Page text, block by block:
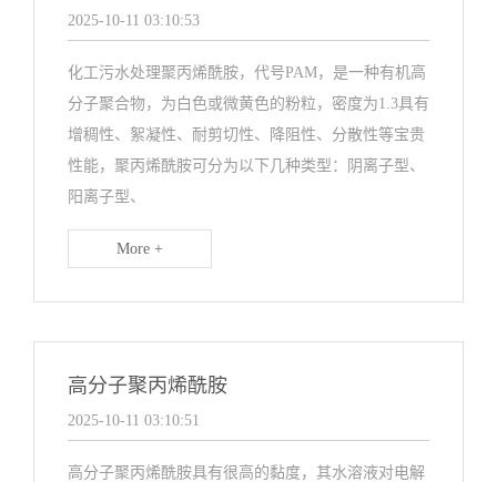
2025-10-11 03:10:53
化工污水处理聚丙烯酰胺，代号PAM，是一种有机高
分子聚合物，为白色或微黄色的粉粒，密度为1.3具有
增稠性、絮凝性、耐剪切性、降阻性、分散性等宝贵
性能，聚丙烯酰胺可分为以下几种类型：阴离子型、
阳离子型、
More +
高分子聚丙烯酰胺
2025-10-11 03:10:51
高分子聚丙烯酰胺具有很高的黏度，其水溶液对电解